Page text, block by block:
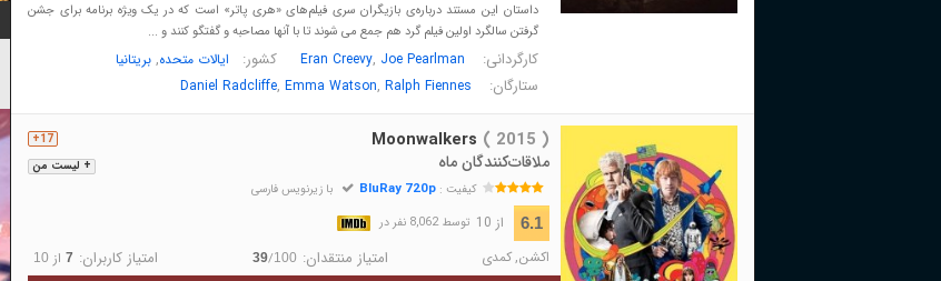
داستان این مستند درباره‌ی بازیگران سری فیلم‌های «هری پاتر» است که در یک ویژه‌ برنامه برای جشن
گرفتن‌ سالگرد اولین فیلم گرد هم جمع می شوند تا با آنها مصاحبه‌ و گفتگو کنند و ...
کارگردانی: Eran Creevy, Joe Pearlman کشور: ایالات متحده, بریتانیا
ستارگان: Daniel Radcliffe, Emma Watson, Ralph Fiennes
+ لیست من
17+ Moonwalkers ( 2015 )
ملاقات‌کنندگان ماه
کیفیت :BluRay 720p با زیرنویس فارسی
6.1 از 10 توسط 8,062 نفر در
اکشن,کمدی امتیاز منتقدان: 39/100 امتیاز کاربران: 7 از 10